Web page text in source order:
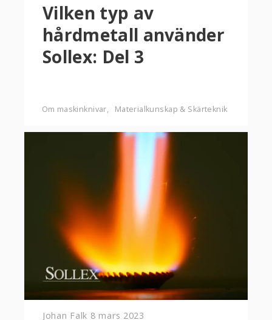
Vilken typ av
hårdmetall använder
Sollex: Del 3
Om maskinknivar Materialkunskap & Skärteknik
Johan Falk 8 mars 2023